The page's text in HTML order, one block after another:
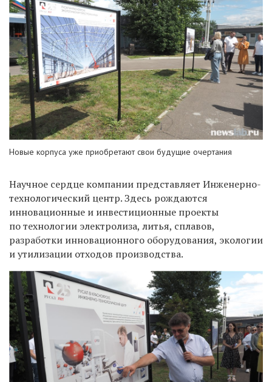
Новые корпуса уже приобретают свои будущие очертания
Научное сердце компании представляет Инженерно-
технологический центр. Здесь рождаются
инновационные и инвестиционные проекты
по технологии электролиза, литья, сплавов,
разработки инновационного оборудования, экологии
и утилизации отходов производства.